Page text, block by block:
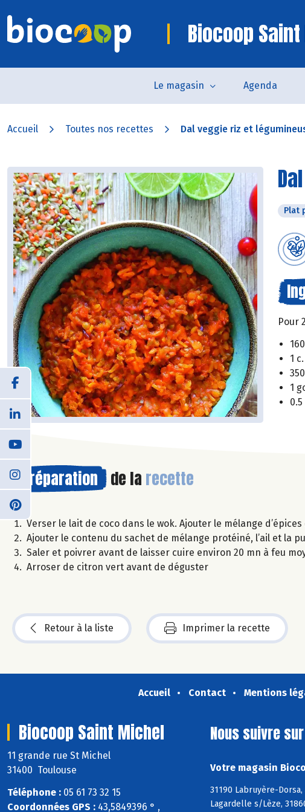
Biocoop
Le magasin Agenda
Accueil Toutes nos recettes Dal veggie riz et
Plat
Pour
1
1
Préparation de la recette
Verser le lait de coco dans le wok. Ajouter le mélange
Ajouter le contenu du sachet de mélange protéiné, l’ail et la
Saler et poivrer avant de laisser cuire environ 20 mn à feu
Arroser de citron vert avant de déguster
Retour à la liste Imprimer la recette
Accueil Contact Mentions
Biocoop Saint Michel
11 grande rue St Michel
31400 Toulouse
Téléphone : 05 61 73 32 15
Coordonnées GPS : 43,5849396 ° ,
Nous suivre sur
Votre magasin
31190 Labruyère-Dorsa,
Lagardelle s/Lèze,